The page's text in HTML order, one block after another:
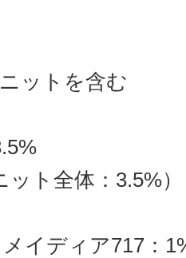
ットを含む
ット全体：3.5%）
イディア717：